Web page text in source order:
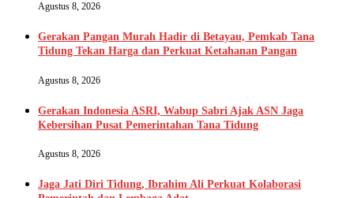
Agustus 8, 2026
Gerakan Pangan Murah Hadir di Betayau, Pemkab Tana
Tidung Tekan Harga dan Perkuat Ketahanan Pangan
Agustus 8, 2026
Gerakan Indonesia ASRI, Wabup Sabri Ajak ASN Jaga
Kebersihan Pusat Pemerintahan Tana Tidung
Agustus 8, 2026
Jaga Jati Diri Tidung, Ibrahim Ali Perkuat Kolaborasi